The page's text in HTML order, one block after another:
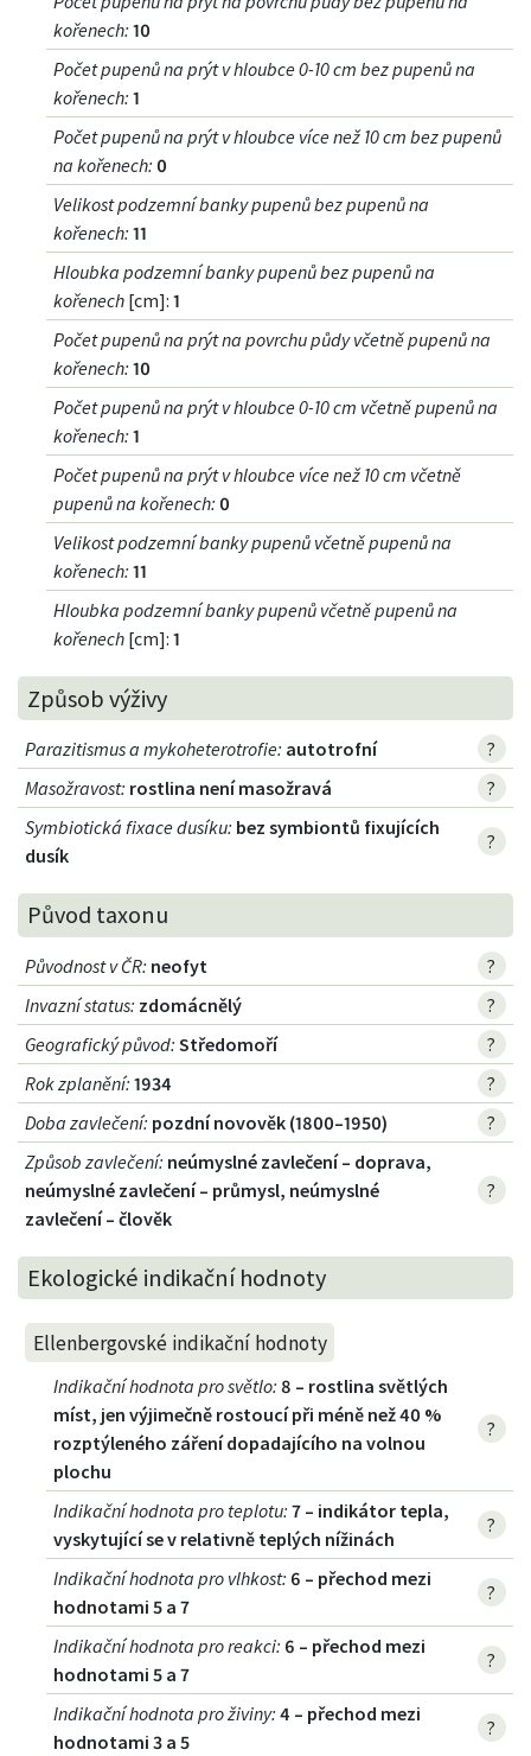
kořenech: 10
Počet pupenů na prýt v hloubce 0-10 cm bez pupenů na
kořenech: 1
Počet pupenů na prýt v hloubce více než 10 cm bez pupenů
na kořenech: 0
Velikost podzemní banky pupenů bez pupenů na
kořenech: 11
Hloubka podzemní banky pupenů bez pupenů na
kořenech [cm]: 1
Počet pupenů na prýt na povrchu půdy včetně pupenů na
kořenech: 10
Počet pupenů na prýt v hloubce 0-10 cm včetně pupenů na
kořenech: 1
Počet pupenů na prýt v hloubce více než 10 cm včetně
pupenů na kořenech: 0
Velikost podzemní banky pupenů včetně pupenů na
kořenech: 11
Hloubka podzemní banky pupenů včetně pupenů na
kořenech [cm]: 1
Způsob výživy
Parazitismus a mykoheterotrofie: autotrofní
?
Masožravost: rostlina není masožravá
?
Symbiotická fixace dusíku: bez symbiontů fixujících
dusík
?
Původ taxonu
Původnost v ČR: neofyt
?
Invazní status: zdomácnělý
?
Geografický původ: Středomoří
?
Rok zplanění: 1934
?
Doba zavlečení: pozdní novověk (1800–1950)
?
Způsob zavlečení: neúmyslné zavlečení – doprava,
neúmyslné zavlečení – průmysl, neúmyslné
zavlečení – člověk
?
Ekologické indikační hodnoty
Ellenbergovské indikační hodnoty
Indikační hodnota pro světlo: 8 – rostlina světlých
míst, jen výjimečně rostoucí při méně než 40 %
rozptýleného záření dopadajícího na volnou
plochu
?
Indikační hodnota pro teplotu: 7 – indikátor tepla,
vyskytující se v relativně teplých nížinách
?
Indikační hodnota pro vlhkost: 6 – přechod mezi
hodnotami 5 a 7
?
Indikační hodnota pro reakci: 6 – přechod mezi
hodnotami 5 a 7
?
Indikační hodnota pro živiny: 4 – přechod mezi
hodnotami 3 a 5
?